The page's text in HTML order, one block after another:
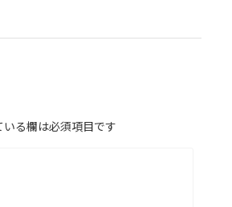
いる欄は必須項目です